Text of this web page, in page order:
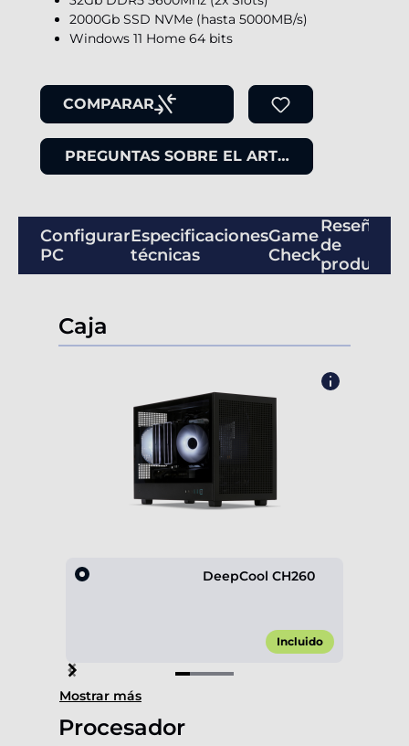
2000Gb SSD NVMe (hasta 5000MB/s)
Windows 11 Home 64 bits
COMPARAR
PREGUNTAS SOBRE EL ARTÍCULO
Configurar
PC
Especificaciones
técnicas
Game
Check
Reseñas
de
productos
Caja
DeepCool CH260
Incluido
Item
1
of
4
Mostrar más
Procesador